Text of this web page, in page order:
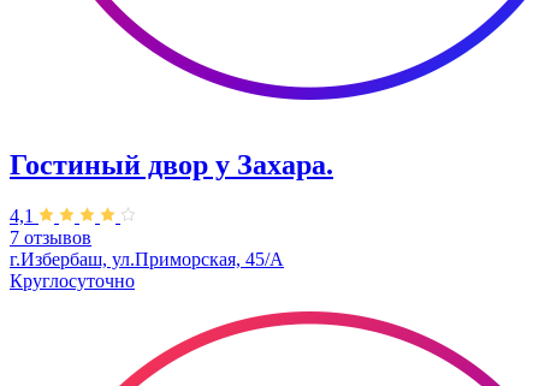
Гостиный двор у Захара.
4,1
7 отзывов
г.Избербаш, ул.Приморская, 45/А
Круглосуточно